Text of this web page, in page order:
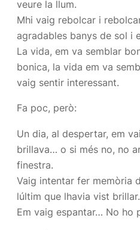
veure la llum.
Mhi vaig rebolcar i
agradables banys de sol i
La vida, em va semblar
bonica, la vida em va
vaig sentir interessant.
Fa poc, però:
Un dia, al despertar, em
brillava… o si més no, no
finestra.
Vaig intentar fer memòria
lúltim que lhavia vist brillar.
Em vaig espantar… No ho